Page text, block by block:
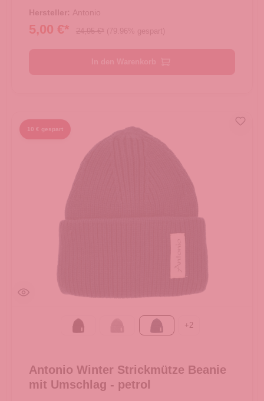
Hersteller: Antonio
5,00 €* 24,95 €* (79.96% gespart)
10 € gespart
Black petrol
+2
Antonio Winter Strickmütze Beanie
mit Umschlag - petrol